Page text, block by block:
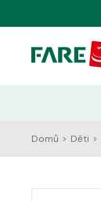
Domů > Děti >